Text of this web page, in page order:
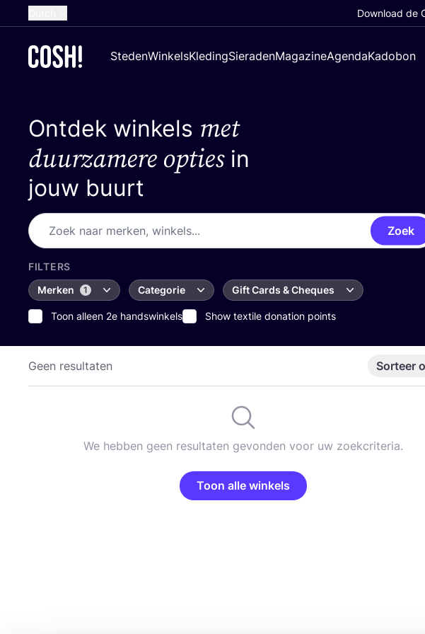
French
German
Croatian
Download de
StedenWinkelsKledingSieradenMagazineAgendaKadobon
Ontdek winkels met
duurzamere optiesin
jouw buurt
Zoek
FILTERS
Merken
1 Categorie Gift Cards & Cheques
Toon alleen 2e handswinkels Show textile donation points
Geen resultaten Sorteer
We hebben geen resultaten gevonden voor uw zoekcriteria.
Toon alle winkels